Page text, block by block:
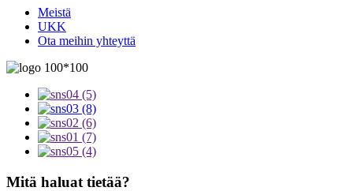
Meistä
UKK
Ota meihin yhteyttä
Mitä haluat tietää?